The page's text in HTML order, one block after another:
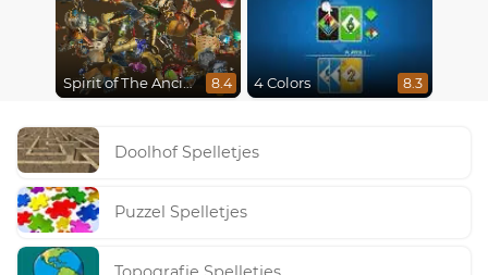
Spirit of The Ancient Forest 8.4 4 Colors 8.3
Doolhof Spelletjes
Puzzel Spelletjes